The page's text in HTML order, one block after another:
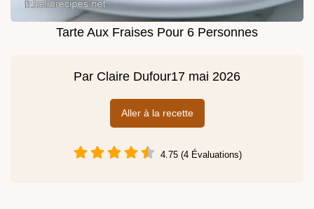
Tarte Aux Fraises Pour 6 Personnes
Par Claire Dufour17 mai 2026
Aller à la recette
4.75 (4 Évaluations)